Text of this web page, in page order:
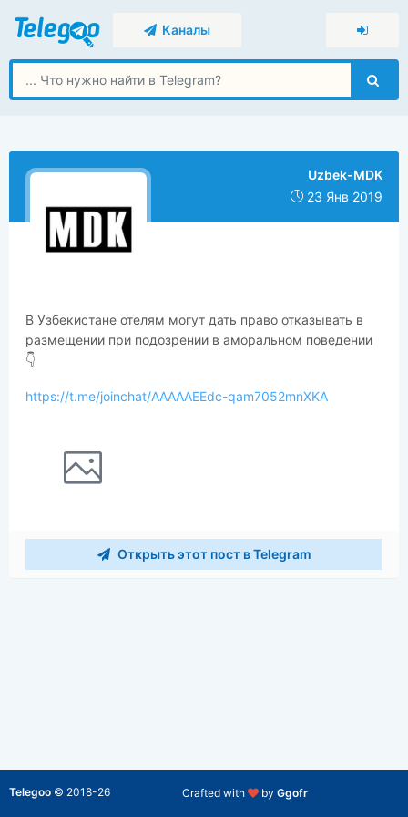
Каналы
Uzbek-MDK
23 Янв 2019
В Узбекистане отелям могут дать право отказывать в
размещении при подозрении в аморальном поведении
👇
https://t.me/joinchat/AAAAAEEdc-qam7052mnXKA
Открыть этот пост в Telegram
Crafted with by Ggofr
Telegoo © 2018-26